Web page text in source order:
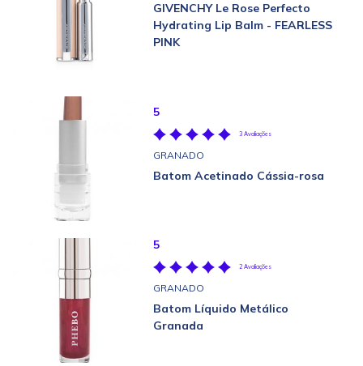
GIVENCHY Le Rose Perfecto
Hydrating Lip Balm - FEARLESS
PINK
5
3 Avaliações
GRANADO
Batom Acetinado Cássia-rosa
5
2 Avaliações
GRANADO
Batom Líquido Metálico
Granada